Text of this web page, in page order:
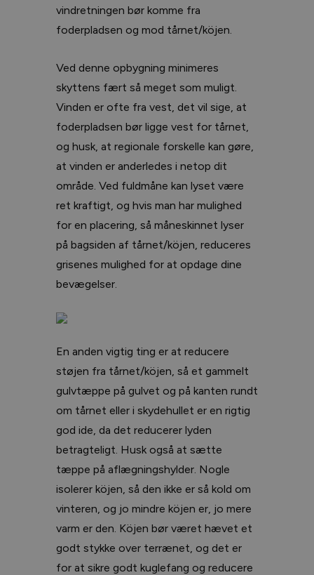
vindretningen bør komme fra
foderpladsen og mod tårnet/köjen.
Ved denne opbygning minimeres
skyttens fært så meget som muligt.
Vinden er ofte fra vest, det vil sige, at
foderpladsen bør ligge vest for tårnet,
og husk, at regionale forskelle kan gøre,
at vinden er anderledes i netop dit
område. Ved fuldmåne kan lyset være
ret kraftigt, og hvis man har mulighed
for en placering, så måneskinnet lyser
på bagsiden af tårnet/köjen, reduceres
grisenes mulighed for at opdage dine
bevægelser.
En anden vigtig ting er at reducere
støjen fra tårnet/köjen, så et gammelt
gulvtæppe på gulvet og på kanten rundt
om tårnet eller i skydehullet er en rigtig
god ide, da det reducerer lyden
betragteligt. Husk også at sætte
tæppe på aflægningshylder. Nogle
isolerer köjen, så den ikke er så kold om
vinteren, og jo mindre köjen er, jo mere
varm er den. Köjen bør været hævet et
godt stykke over terrænet, og det er
for at sikre godt kuglefang og reducere